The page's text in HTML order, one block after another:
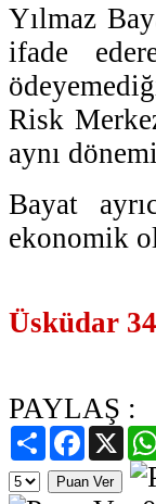
Yılmaz
ifade
Risk
aynı
Bayat
ekonomik
Üsküdar 34
PAYLAŞ :
PaylaşFacebook
X